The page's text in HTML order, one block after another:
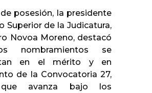
posesión, la presidente
Superior de la Judicatura,
Novoa Moreno, destacó
nombramientos se
en el mérito y en
de la Convocatoria 27,
avanza bajo los